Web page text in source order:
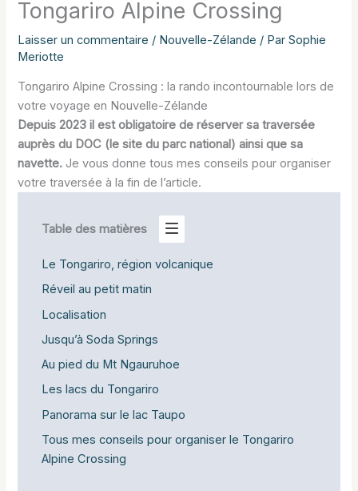
Tongariro Alpine Crossing
Laisser un commentaire / Nouvelle-Zélande / ParSophie
Meriotte
Tongariro Alpine Crossing : la rando incontournable lors de
votre voyage en Nouvelle-Zélande
Depuis 2023 il est obligatoire de réserver sa traversée
auprès du DOC (le site du parc national) ainsi que sa
navette. Je vous donne tous mes conseils pour organiser
votre traversée à la fin de l’article.
Table des matières
Le Tongariro, région volcanique
Réveil au petit matin
Localisation
Jusqu’à Soda Springs
Au pied du Mt Ngauruhoe
Les lacs du Tongariro
Panorama sur le lac Taupo
Tous mes conseils pour organiser le Tongariro
Alpine Crossing